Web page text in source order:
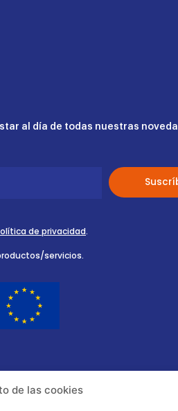
de las cookies
al día de todas nuestras
de privacidad.
servicios.